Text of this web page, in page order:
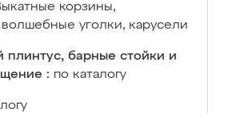
корзины,
уголки, карусели
плинтус, барные стойки и
: по каталогу